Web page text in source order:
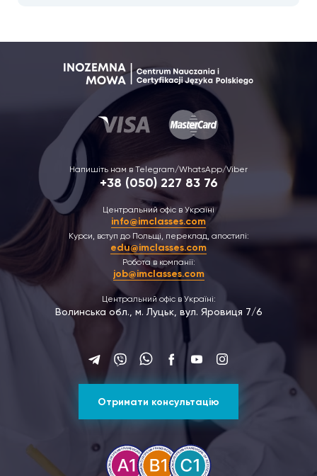
Напишіть нам в Telegram/WhatsApp/Viber
+38 (050) 227 83 76
Центральний офіс в Україні
info@imclasses.com
Курси, вступ до Польщі, переклад, апостилі:
edu@imclasses.com
Робота в компанії:
job@imclasses.com
Центральний офіс в Україні:
Волинська обл., м. Луцьк, вул. Яровиця 7/6
Отримати консультацію